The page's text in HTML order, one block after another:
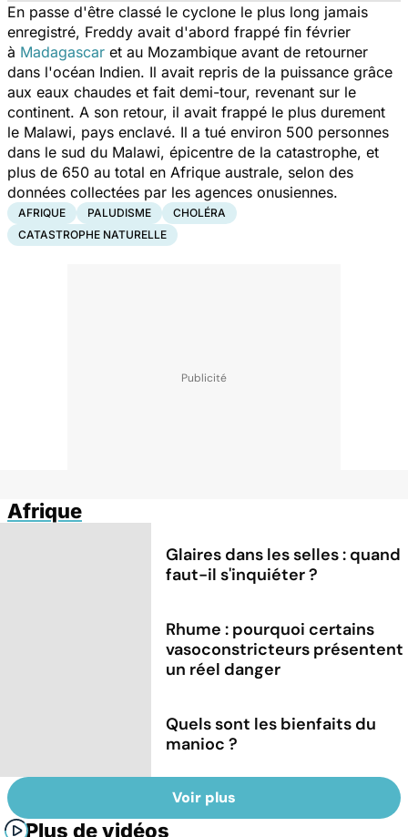
En passe d'être classé le cyclone le plus long jamais
enregistré, Freddy avait d'abord frappé fin février
à Madagascar et au Mozambique avant de retourner
dans l'océan Indien. Il avait repris de la puissance grâce
aux eaux chaudes et fait demi-tour, revenant sur le
continent. A son retour, il avait frappé le plus durement
le Malawi, pays enclavé. Il a tué environ 500 personnes
dans le sud du Malawi, épicentre de la catastrophe, et
plus de 650 au total en Afrique australe, selon des
données collectées par les agences onusiennes.
AFRIQUE PALUDISME
CHOLÉRA
CATASTROPHE NATURELLE
Afrique
Glaires dans les selles : quand
faut-il s'inquiéter ?
Rhume : pourquoi certains
vasoconstricteurs présentent
un réel danger
Quels sont les bienfaits du
manioc ?
Voir plus
Plus de vidéos